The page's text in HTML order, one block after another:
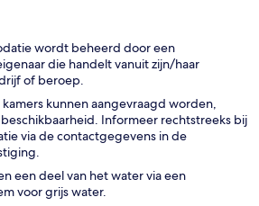
wordt beheerd door een
die handelt vanuit zijn/haar
of beroep.
kunnen aangevraagd worden,
Informeer rechtstreeks bij
via de contactgegevens in de
een deel van het water via een
voor grijs water.